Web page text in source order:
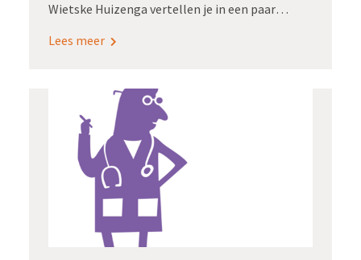
Wietske Huizenga vertellen je in een paar
kwaliteitsregistratie cataract verduurzaamde.
Lees meer